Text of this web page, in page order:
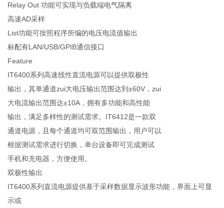
Relay Out 功能可实现与负载端电气隔离
高速AD采样
List功能可按照程序所编的电压电流值输出
标配有LAN/USB/GPIB通信接口
Feature
IT6400系列高速线性直流电源可以提供双极性
输出，其单通道zui大电压输出范围达到±60V，zui
大电流输出范围达±10A，拥有多功能和高性能
输出，满足多样性的测试需求。IT6412是一款双
通道电源，且每个通道均可双范围输出，用户可以
根据测试需求进行切换，单台设备即可完成测试
手机和充电器，方便使用。
双极性输出
IT6400系列直流电源提供基于采样数据显示波形功能，界面上可显
示或